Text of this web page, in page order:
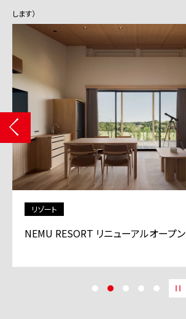
します）
商業施設
「BASEGATE横浜関内」グランドオープン